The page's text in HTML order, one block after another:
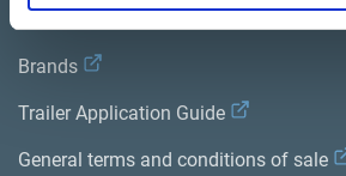
Product catalogue
Brands
Trailer Application Guide
General terms and conditions of sale